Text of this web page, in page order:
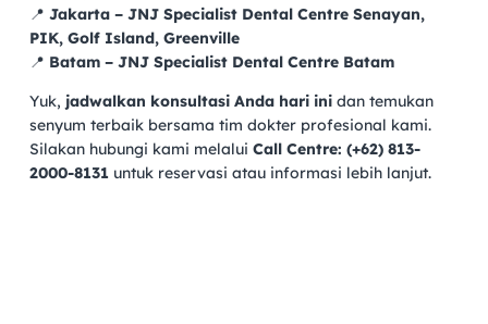
📍 Jakarta – JNJ Specialist Dental Centre Senayan,
PIK, Golf Island, Greenville
📍 Batam – JNJ Specialist Dental Centre Batam
Yuk, jadwalkan konsultasi Anda hari inidan temukan
senyum terbaik bersama tim dokter profesional kami.
Silakan hubungi kami melalui Call Centre: (+62) 813-
2000-8131untuk reservasi atau informasi lebih lanjut.